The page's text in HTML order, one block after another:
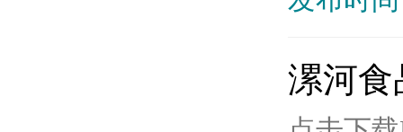
漯河食